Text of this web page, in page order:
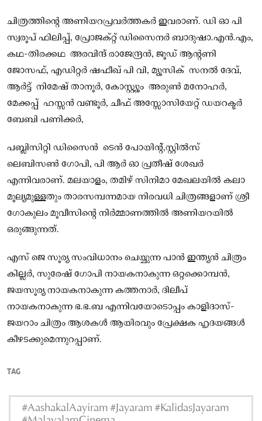
ചിത്രത്തിന്റെ അണിയറപ്രവർത്തകർ ഇവരാണ്. ഡി ഓ പി
സ്വരൂപ് ഫിലിപ്പ്, പ്രോജക്റ്റ് ഡിസൈനർ ബാദുഷാ.എൻ.എം,
കഥ-തിരക്കഥ അരവിന്ദ് രാജേന്ദ്രൻ, ജൂഡ് ആന്റണി
ജോസഫ്, എഡിറ്റർ ഷഫീഖ് പി വി, മ്യൂസിക് സനൽ ദേവ്,
ആർട്ട് നിമേഷ് താനൂർ, കോസ്റ്റ്യൂം അരുൺ മനോഹർ,
മേക്കപ്പ് ഹസ്സൻ വണ്ടൂർ, ചീഫ് അസ്സോസിയേറ്റ് ഡയറക്ടർ
ബേബി പണിക്കർ,
പബ്ലിസിറ്റി ഡിസൈൻ ടെൻ പോയിന്റ്,സ്റ്റിൽസ്
ലെബിസൺ ഗോപി, പി ആർ ഓ പ്രതീഷ് ശേഖർ
എന്നിവരാണ്. മലയാളം, തമിഴ് സിനിമാ മേഖലയിൽ കലാ
മൂല്യമുള്ളതും താരസമ്പന്നമായ നിരവധി ചിത്രങ്ങളാണ് ശ്രീ
ഗോകുലം മൂവീസിന്റെ നിർമ്മാണത്തിൽ അണിയറയിൽ
ഒരുങ്ങുന്നത്.
എസ് ജെ സൂര്യ സംവിധാനം ചെയ്യുന്ന പാൻ ഇന്ത്യൻ ചിത്രം
കില്ലർ, സുരേഷ്‌ ഗോപി നായകനാകുന്ന ഒറ്റക്കൊമ്പൻ,
ജയസൂര്യ നായകനാകുന്ന കത്തനാർ, ദിലീപ്
നായകനാകുന്ന ഭ.ഭ.ബ എന്നിവയോടൊപ്പം കാളിദാസ്-
ജയറാം ചിത്രം ആശകൾ ആയിരവും പ്രേക്ഷക ഹൃദയങ്ങൾ
കീഴടക്കുമെന്നുറപ്പാണ്.
TAG
#AashakalAayiram #Jayaram #KalidasJayaram